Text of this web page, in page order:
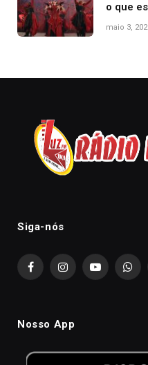
o que
onde
maio 3,
Siga-nós
FacebookInstagramYouTube
Nosso App